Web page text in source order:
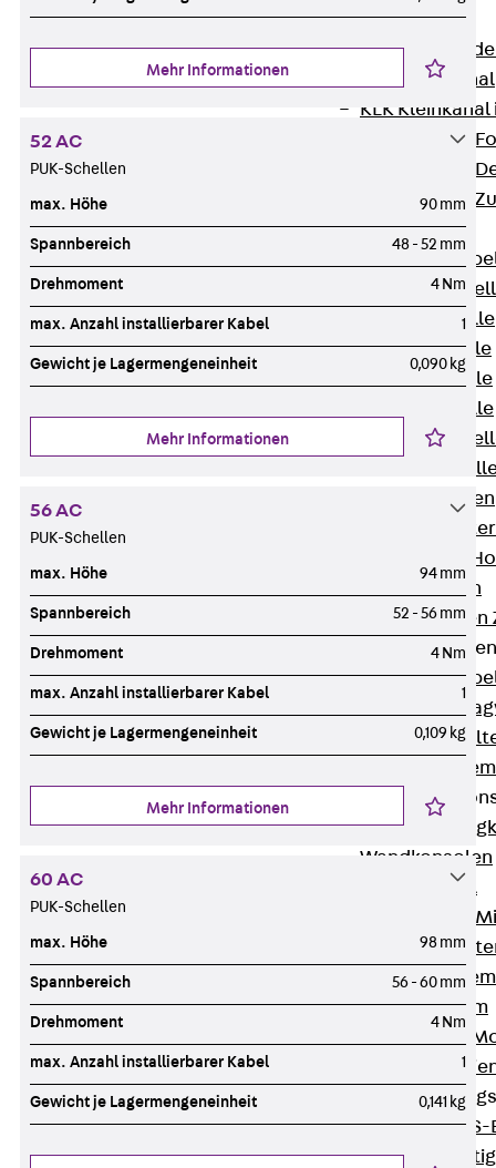
Bodenkanäle
Zurück
BK Bodenkanal
KLK
Bodenkanal-
Bodenkanal-
Bodenkanal-
Kabelschellen
AC
H Kabelschelle
S Kabelschelle
B Kabelschelle
U Kabelschelle
RU
W
HK Kabelhaken
KH Kabelhalter
Hohlleiter-/
Kabelwannen
Kabelschellen
Zurück
KTW
KBH
Zurück
Wandkonsolen
Deckenbügel
Zentral- und
W-Profil-
U-Stiel-System
I-Stiel-System
PUK-STRUT-
C-Profil-
KTS-
Zurück
Mehr Informationen
52 AC
PUK-Schellen
max. Höhe 90 mm
Spannbereich 48 - 52 mm
Drehmoment 4 Nm
max. Anzahl installierbarer Kabel 1
Gewicht je Lagermengeneinheit 0,090 kg
Mehr Informationen
56 AC
PUK-Schellen
max. Höhe 94 mm
Spannbereich 52 - 56 mm
Drehmoment 4 Nm
max. Anzahl installierbarer Kabel 1
Gewicht je Lagermengeneinheit 0,109 kg
Mehr Informationen
60 AC
PUK-Schellen
max. Höhe 98 mm
Spannbereich 56 - 60 mm
Drehmoment 4 Nm
max. Anzahl installierbarer Kabel 1
Gewicht je Lagermengeneinheit 0,141 kg